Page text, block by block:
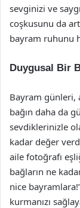
sevginizi ve
coşkusunu da
bayram ruhunu
Duygusal Bir
Bayram günleri,
bağın daha da
sevdiklerinizle
kadar değer
aile fotoğrafı
bağların ne
nice
kurmanızı